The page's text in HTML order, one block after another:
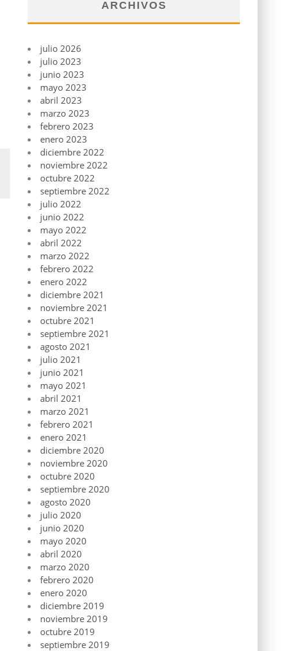
ARCHIVOS
julio 2026
julio 2023
junio 2023
mayo 2023
abril 2023
marzo 2023
febrero 2023
enero 2023
diciembre 2022
noviembre 2022
octubre 2022
septiembre 2022
julio 2022
junio 2022
mayo 2022
abril 2022
marzo 2022
febrero 2022
enero 2022
diciembre 2021
noviembre 2021
octubre 2021
septiembre 2021
agosto 2021
julio 2021
junio 2021
mayo 2021
abril 2021
marzo 2021
febrero 2021
enero 2021
diciembre 2020
noviembre 2020
octubre 2020
septiembre 2020
agosto 2020
julio 2020
junio 2020
mayo 2020
abril 2020
marzo 2020
febrero 2020
enero 2020
diciembre 2019
noviembre 2019
octubre 2019
septiembre 2019